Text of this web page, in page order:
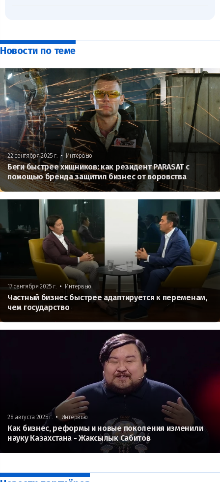
Новости по теме
22 сентября 2025 г. • Интервью
Беги быстрее хищников: как резидент PARASAT с
помощью бренда защитил бизнес от воровства
17 сентября 2025 г. • Интервью
Частный бизнес быстрее адаптируется к переменам,
чем государство
28 августа 2025 г. • Интервью
Как бизнес, реформы и новые поколения изменили
науку Казахстана - Жаксылык Сабитов